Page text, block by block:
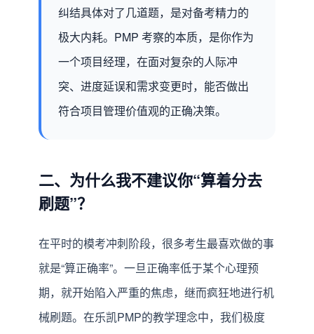
纠结具体对了几道题，是对备考精力的
极大内耗。PMP 考察的本质，是你作为
一个项目经理，在面对复杂的人际冲
突、进度延误和需求变更时，能否做出
符合项目管理价值观的正确决策。
二、为什么我不建议你“算着分去
刷题”？
在平时的模考冲刺阶段，很多考生最喜欢做的事
就是“算正确率”。一旦正确率低于某个心理预
期，就开始陷入严重的焦虑，继而疯狂地进行机
械刷题。在乐凯PMP的教学理念中，我们极度